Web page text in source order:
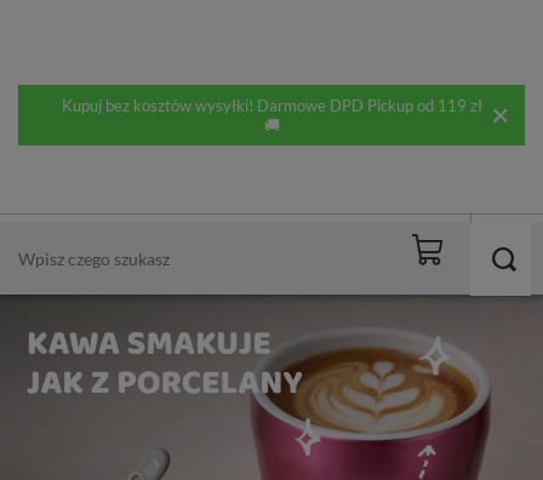
Kupuj bez kosztów wysyłki! Darmowe DPD Pickup od 119 zł
🚚
DARMOWA DOSTAWA od 119,00 zł